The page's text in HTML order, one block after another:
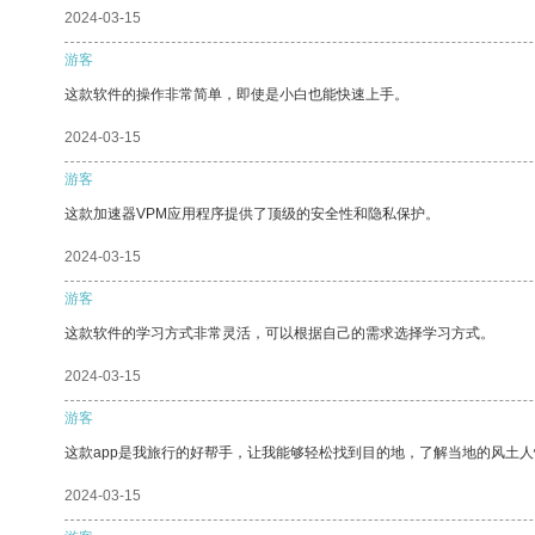
2024-03-15
游客
这款软件的操作非常简单，即使是小白也能快速上手。
2024-03-15
游客
这款加速器VPM应用程序提供了顶级的安全性和隐私保护。
2024-03-15
游客
这款软件的学习方式非常灵活，可以根据自己的需求选择学习方式。
2024-03-15
游客
这款app是我旅行的好帮手，让我能够轻松找到目的地，了解当地的风土
2024-03-15